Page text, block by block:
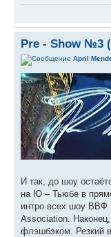
Pre - Show №3
April
И так, до шоу
на Ю – Тьюбе в
интро всех шоу ВВФ
Association.
флэшбэком. Резкий